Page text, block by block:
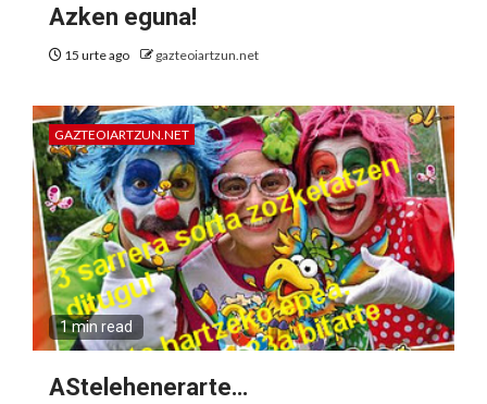
Azken eguna!
15 urte ago gazteoiartzun.net
GAZTEOIARTZUN.NET
1 min read
AStelehenerarte…